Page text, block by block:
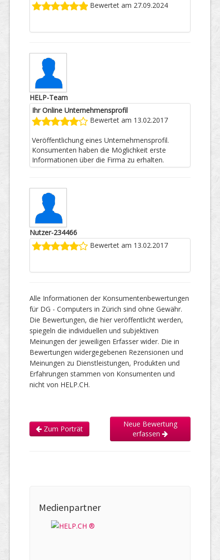
Bewertet am 27.09.2024
HELP-Team
Ihr Online Unternehmensprofil
Bewertet am 13.02.2017
Veröffentlichung eines Unternehmensprofil.
Konsumenten haben die Möglichkeit erste
Informationen über die Firma zu erhalten.
Nutzer-234466
Bewertet am 13.02.2017
Alle Informationen der Konsumentenbewertungen
für DG - Computers in Zürich sind ohne Gewähr.
Die Bewertungen, die hier veröffentlicht werden,
spiegeln die individuellen und subjektiven
Meinungen der jeweiligen Erfasser wider. Die in
Bewertungen widergegebenen Rezensionen und
Meinungen zu Dienstleistungen, Produkten und
Erfahrungen stammen von Konsumenten und
nicht von HELP.CH.
Zum Porträt
Neue Bewertung
erfassen
Medienpartner